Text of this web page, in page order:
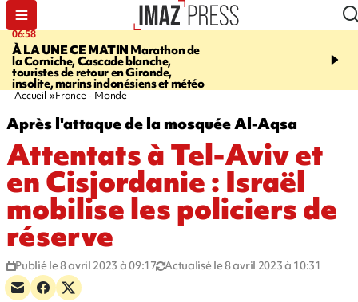
06:58
À LA UNE CE MATIN Marathon de
la Corniche, Cascade blanche,
touristes de retour en Gironde,
insolite, marins indonésiens et météo
09:14
touristes au Porge,
Accueil France - Monde
Après l'attaque de la mosquée Al-Aqsa
Attentats à Tel-Aviv et
en Cisjordanie : Israël
mobilise les policiers de
réserve
Publié le 8 avril 2023 à 09:17 Actualisé le 8 avril 2023 à 10:31